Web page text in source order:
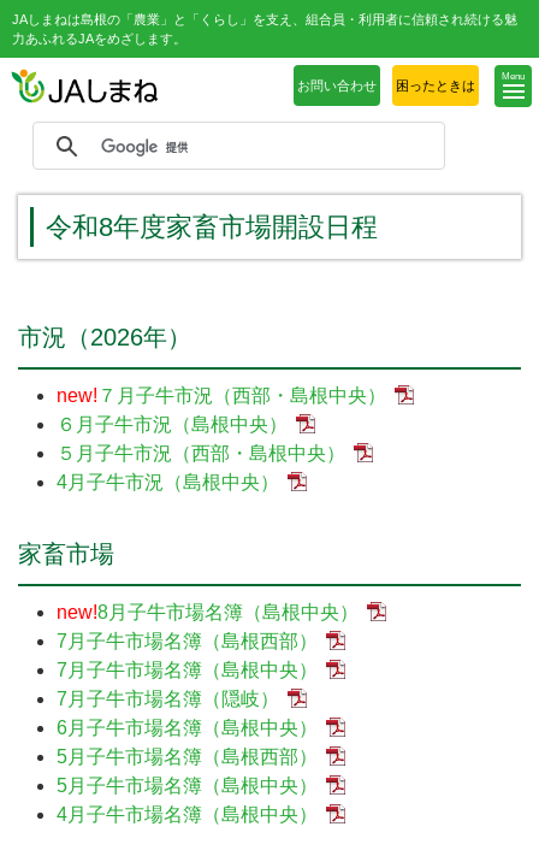
JAしまねは島根の「農業」と「くらし」を支え、組合員・利用者に信頼され続ける魅
力あふれるJAをめざします。
Menu
お問い合わせ 困ったときは
令和8年度家畜市場開設日程
市況（2026年）
new! ７月子牛市況（西部・島根中央）
６月子牛市況（島根中央）
５月子牛市況 （西部・島根中央）
4月子牛市況（島根中央）
家畜市場
new!8月子牛市場名簿（島根中央）
7月子牛市場名簿（島根西部）
7月子牛市場名簿（島根中央）
7月子牛市場名簿（隠岐）
6月子牛市場名簿（島根中央）
5月子牛市場名簿（島根西部）
5月子牛市場名簿（島根中央）
4月子牛市場名簿（島根中央）